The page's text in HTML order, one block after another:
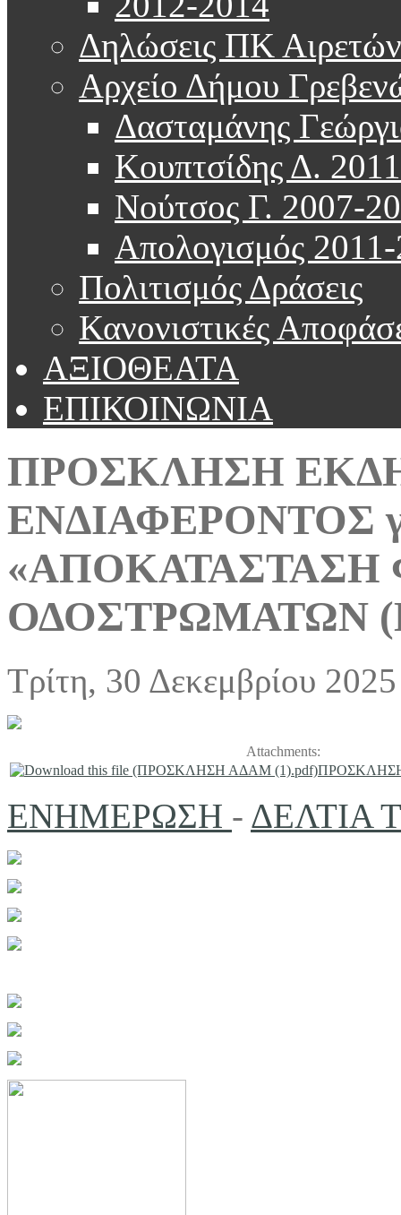
Δηλώσεις ΠΚ Αιρετών
Αρχείο Δήμου
Δασταμάνης
Κουπτσίδης Δ.
Νούτσος Γ. 2007-
Απολογισμός
Πολιτισμός Δράσεις
Κανονιστικές
ΑΞΙΟΘΕΑΤΑ
ΕΠΙΚΟΙΝΩΝΙΑ
ΠΡΟΣΚΛΗΣΗ
ΕΝΔΙΑΦΕΡΟΝΤΟΣ
ΟΔΟΣΤΡΩΜΑΤΩΝ
Τρίτη, 30 Δεκεμβρίου
Attachments:
ΕΝΗΜΕΡΩΣΗ - ΔΕΛΤΙΑ